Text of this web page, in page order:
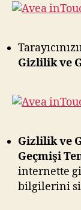
Gizlilik ve
Gizlilik ve
Geçmişi
internette
bilgilerini